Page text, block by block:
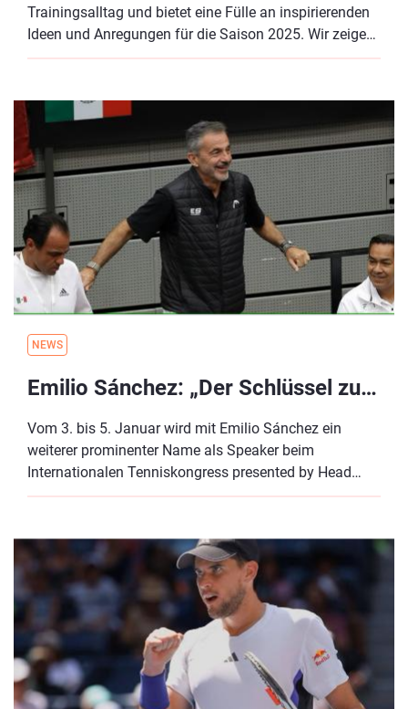
Trainingsalltag und bietet eine Fülle an inspirierenden
Ideen und Anregungen für die Saison 2025. Wir zeigen
dir verschiedene Möglichkeiten, mit denen du sowohl
bestehende Kund:innen binden kannst.
NEWS
Emilio Sánchez: „Der Schlüssel zum Erfolg ist immer Optionen zu haben.“
Vom 3. bis 5. Januar wird mit Emilio Sánchez ein
weiterer prominenter Name als Speaker beim
Internationalen Tenniskongress presented by Head
auftreten. Bereits als Spieler feierte der 59-Jährige
Einzel und Nummer eins im Doppel sowie fünf Grand-
Slam-Titel im Doppel und Mixed-Doppel. Derzeit
betreibt Sánchez zwei Tennisakademien in
Barcelona/Spanien und Naples/USA. Im DTB-Interview
verrät der Spanier, wie sich das Tennis über die Jahre
entwickelt hat und was für ihn der Schlüssel zum
Erfolg ist.